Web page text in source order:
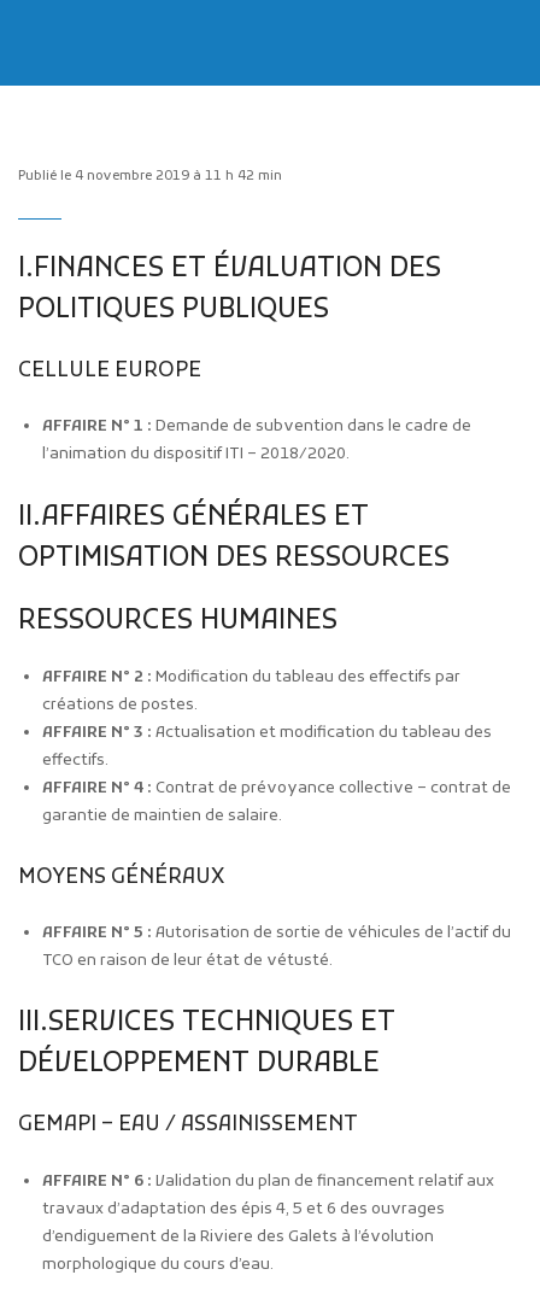
Projets financés par l'Europe
Plans d'accès
Publié le 4 novembre 2019 à 11 h 42 min
I.FINANCES ET ÉVALUATION DES
POLITIQUES PUBLIQUES
CELLULE EUROPE
AFFAIRE N° 1 : Demande de subvention dans le cadre de
l’animation du dispositif ITI – 2018/2020.
II.AFFAIRES GÉNÉRALES ET
OPTIMISATION DES RESSOURCES
RESSOURCES HUMAINES
AFFAIRE N° 2 : Modification du tableau des effectifs par
créations de postes.
AFFAIRE N° 3 : Actualisation et modification du tableau des
effectifs.
AFFAIRE N° 4 : Contrat de prévoyance collective – contrat de
garantie de maintien de salaire.
MOYENS GÉNÉRAUX
AFFAIRE N° 5 : Autorisation de sortie de véhicules de l’actif du
TCO en raison de leur état de vétusté.
III.SERVICES TECHNIQUES ET
DÉVELOPPEMENT DURABLE
GEMAPI – EAU / ASSAINISSEMENT
AFFAIRE N° 6 : Validation du plan de financement relatif aux
travaux d’adaptation des épis 4, 5 et 6 des ouvrages
d’endiguement de la Riviere des Galets à l’évolution
morphologique du cours d’eau.